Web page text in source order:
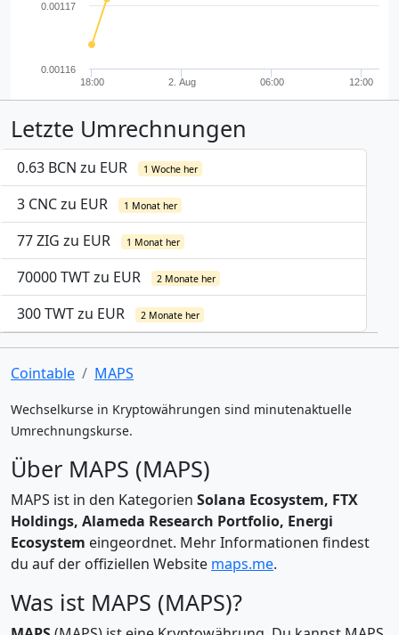
2. Aug 12:00
18:00 06:00
0.00116
0.00117
Letzte Umrechnungen
0.63 BCN zu EUR 1 Woche her
3 CNC zu EUR 1 Monat her
77 ZIG zu EUR 1 Monat her
70000 TWT zu EUR 2 Monate her
300 TWT zu EUR 2 Monate her
Cointable MAPS
Wechselkurse in Kryptowährungen sind minutenaktuelle
Umrechnungskurse.
Über MAPS (MAPS)
MAPS ist in den Kategorien Solana Ecosystem, FTX
Holdings, Alameda Research Portfolio, Energi
Ecosystem eingeordnet. Mehr Informationen findest
du auf der offiziellen Website maps.me.
Was ist MAPS (MAPS)?